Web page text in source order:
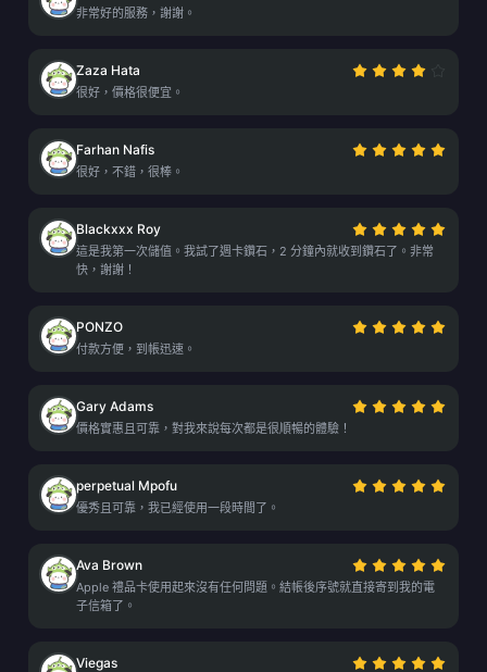
非常好的服務，謝謝。
Zaza Hata
很好，價格很便宜。
Farhan Nafis
很好，不錯，很棒。
Blackxxx Roy
這是我第一次儲值。我試了週卡鑽石，2 分鐘內就收到鑽石了。非常
快，謝謝！
PONZO
付款方便，到帳迅速。
Gary Adams
價格實惠且可靠，對我來說每次都是很順暢的體驗！
perpetual Mpofu
優秀且可靠，我已經使用一段時間了。
Ava Brown
Apple 禮品卡使用起來沒有任何問題。結帳後序號就直接寄到我的電
子信箱了。
Viegas